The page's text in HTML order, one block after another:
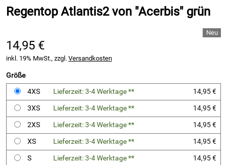
Regentop Atlantis2 von "Acerbis" grün
14,95 €
inkl. 19% MwSt., zzgl. Versandkosten
Größe
4XS
Lieferzeit: 3-4 Werktage **
14,95 €
3XS
Lieferzeit: 3-4 Werktage **
14,95 €
2XS
Lieferzeit: 3-4 Werktage **
14,95 €
XS
Lieferzeit: 3-4 Werktage **
14,95 €
S
Lieferzeit: 3-4 Werktage **
14,95 €